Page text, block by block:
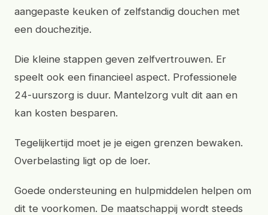
aangepaste keuken of zelfstandig douchen met
een douchezitje.
Die kleine stappen geven zelfvertrouwen. Er
speelt ook een financieel aspect. Professionele
24-uurszorg is duur. Mantelzorg vult dit aan en
kan kosten besparen.
Tegelijkertijd moet je je eigen grenzen bewaken.
Overbelasting ligt op de loer.
Goede ondersteuning en hulpmiddelen helpen om
dit te voorkomen. De maatschappij wordt steeds